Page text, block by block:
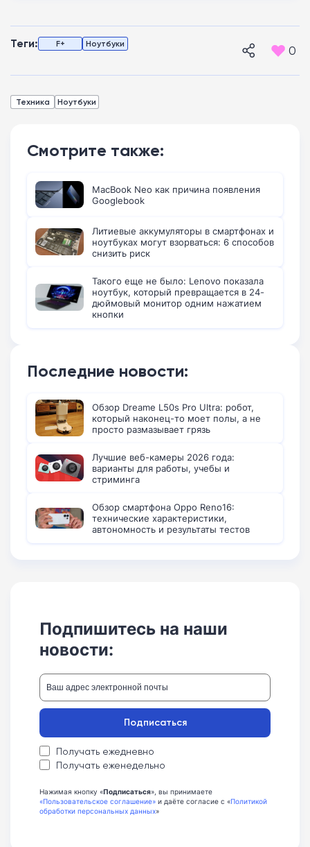
Теги: F+ Ноутбуки 0
Техника Ноутбуки
Смотрите также:
MacBook Neo как причина появления
Googlebook
Литиевые аккумуляторы в смартфонах и
ноутбуках могут взорваться: 6 способов
снизить риск
Такого еще не было: Lenovo показала
ноутбук, который превращается в 24-
дюймовый монитор одним нажатием
кнопки
Последние новости:
Обзор Dreame L50s Pro Ultra: робот,
который наконец-то моет полы, а не
просто размазывает грязь
Лучшие веб-камеры 2026 года:
варианты для работы, учебы и
стриминга
Обзор смартфона Oppo Reno16:
технические характеристики,
автономность и результаты тестов
Подпишитесь на наши
новости:
Получать ежедневно
Получать еженедельно
Подписаться
Нажимая кнопку «Подписаться», вы принимаете
«Пользовательское соглашение» и даёте согласие с «Политикой
обработки персональных данных»